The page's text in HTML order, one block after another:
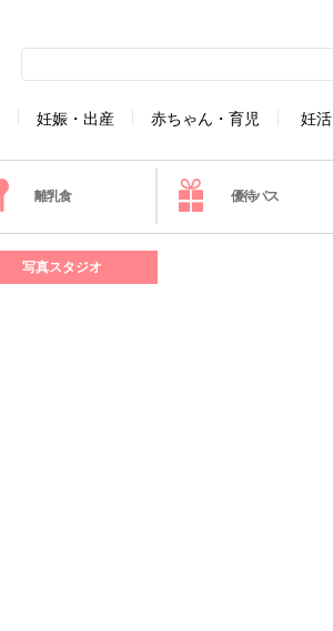
妊娠・出産 赤ちゃん・育児 妊活
離乳食 優待パス
写真スタジオ